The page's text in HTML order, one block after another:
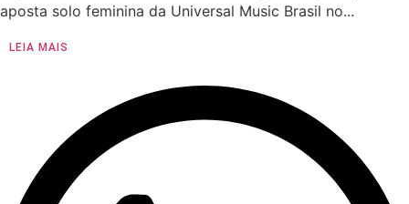
aposta solo feminina da Universal Music Brasil no...
LEIA MAIS